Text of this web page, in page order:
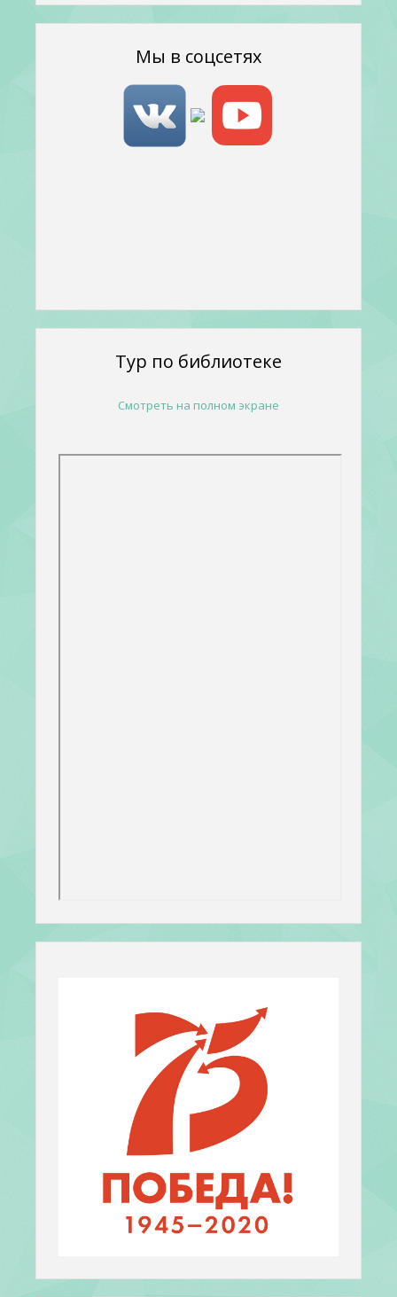
Мы в соцсетях
Тур по библиотеке
Смотреть на полном экране